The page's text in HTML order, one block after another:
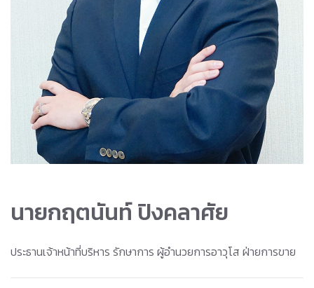
นายกฤตนันท์ ปิงคลาศัย
ประธานเจ้าหน้าที่บริหาร รักษาการ ผู้อำนวยการอาวุโส ฝ่ายการขาย